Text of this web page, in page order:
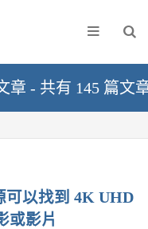
章 - 共有 145 篇文
可以找到 4K UHD
或影片